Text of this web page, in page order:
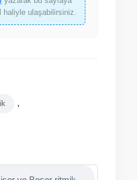
yazarak bu sayfaya
haliyle ulaşabilirsiniz.
,